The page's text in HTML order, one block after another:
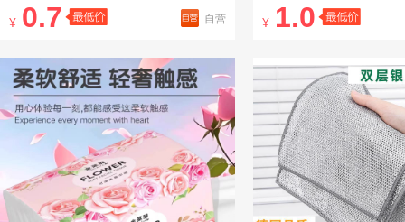
¥ 0.7 自营 ¥ 1.0